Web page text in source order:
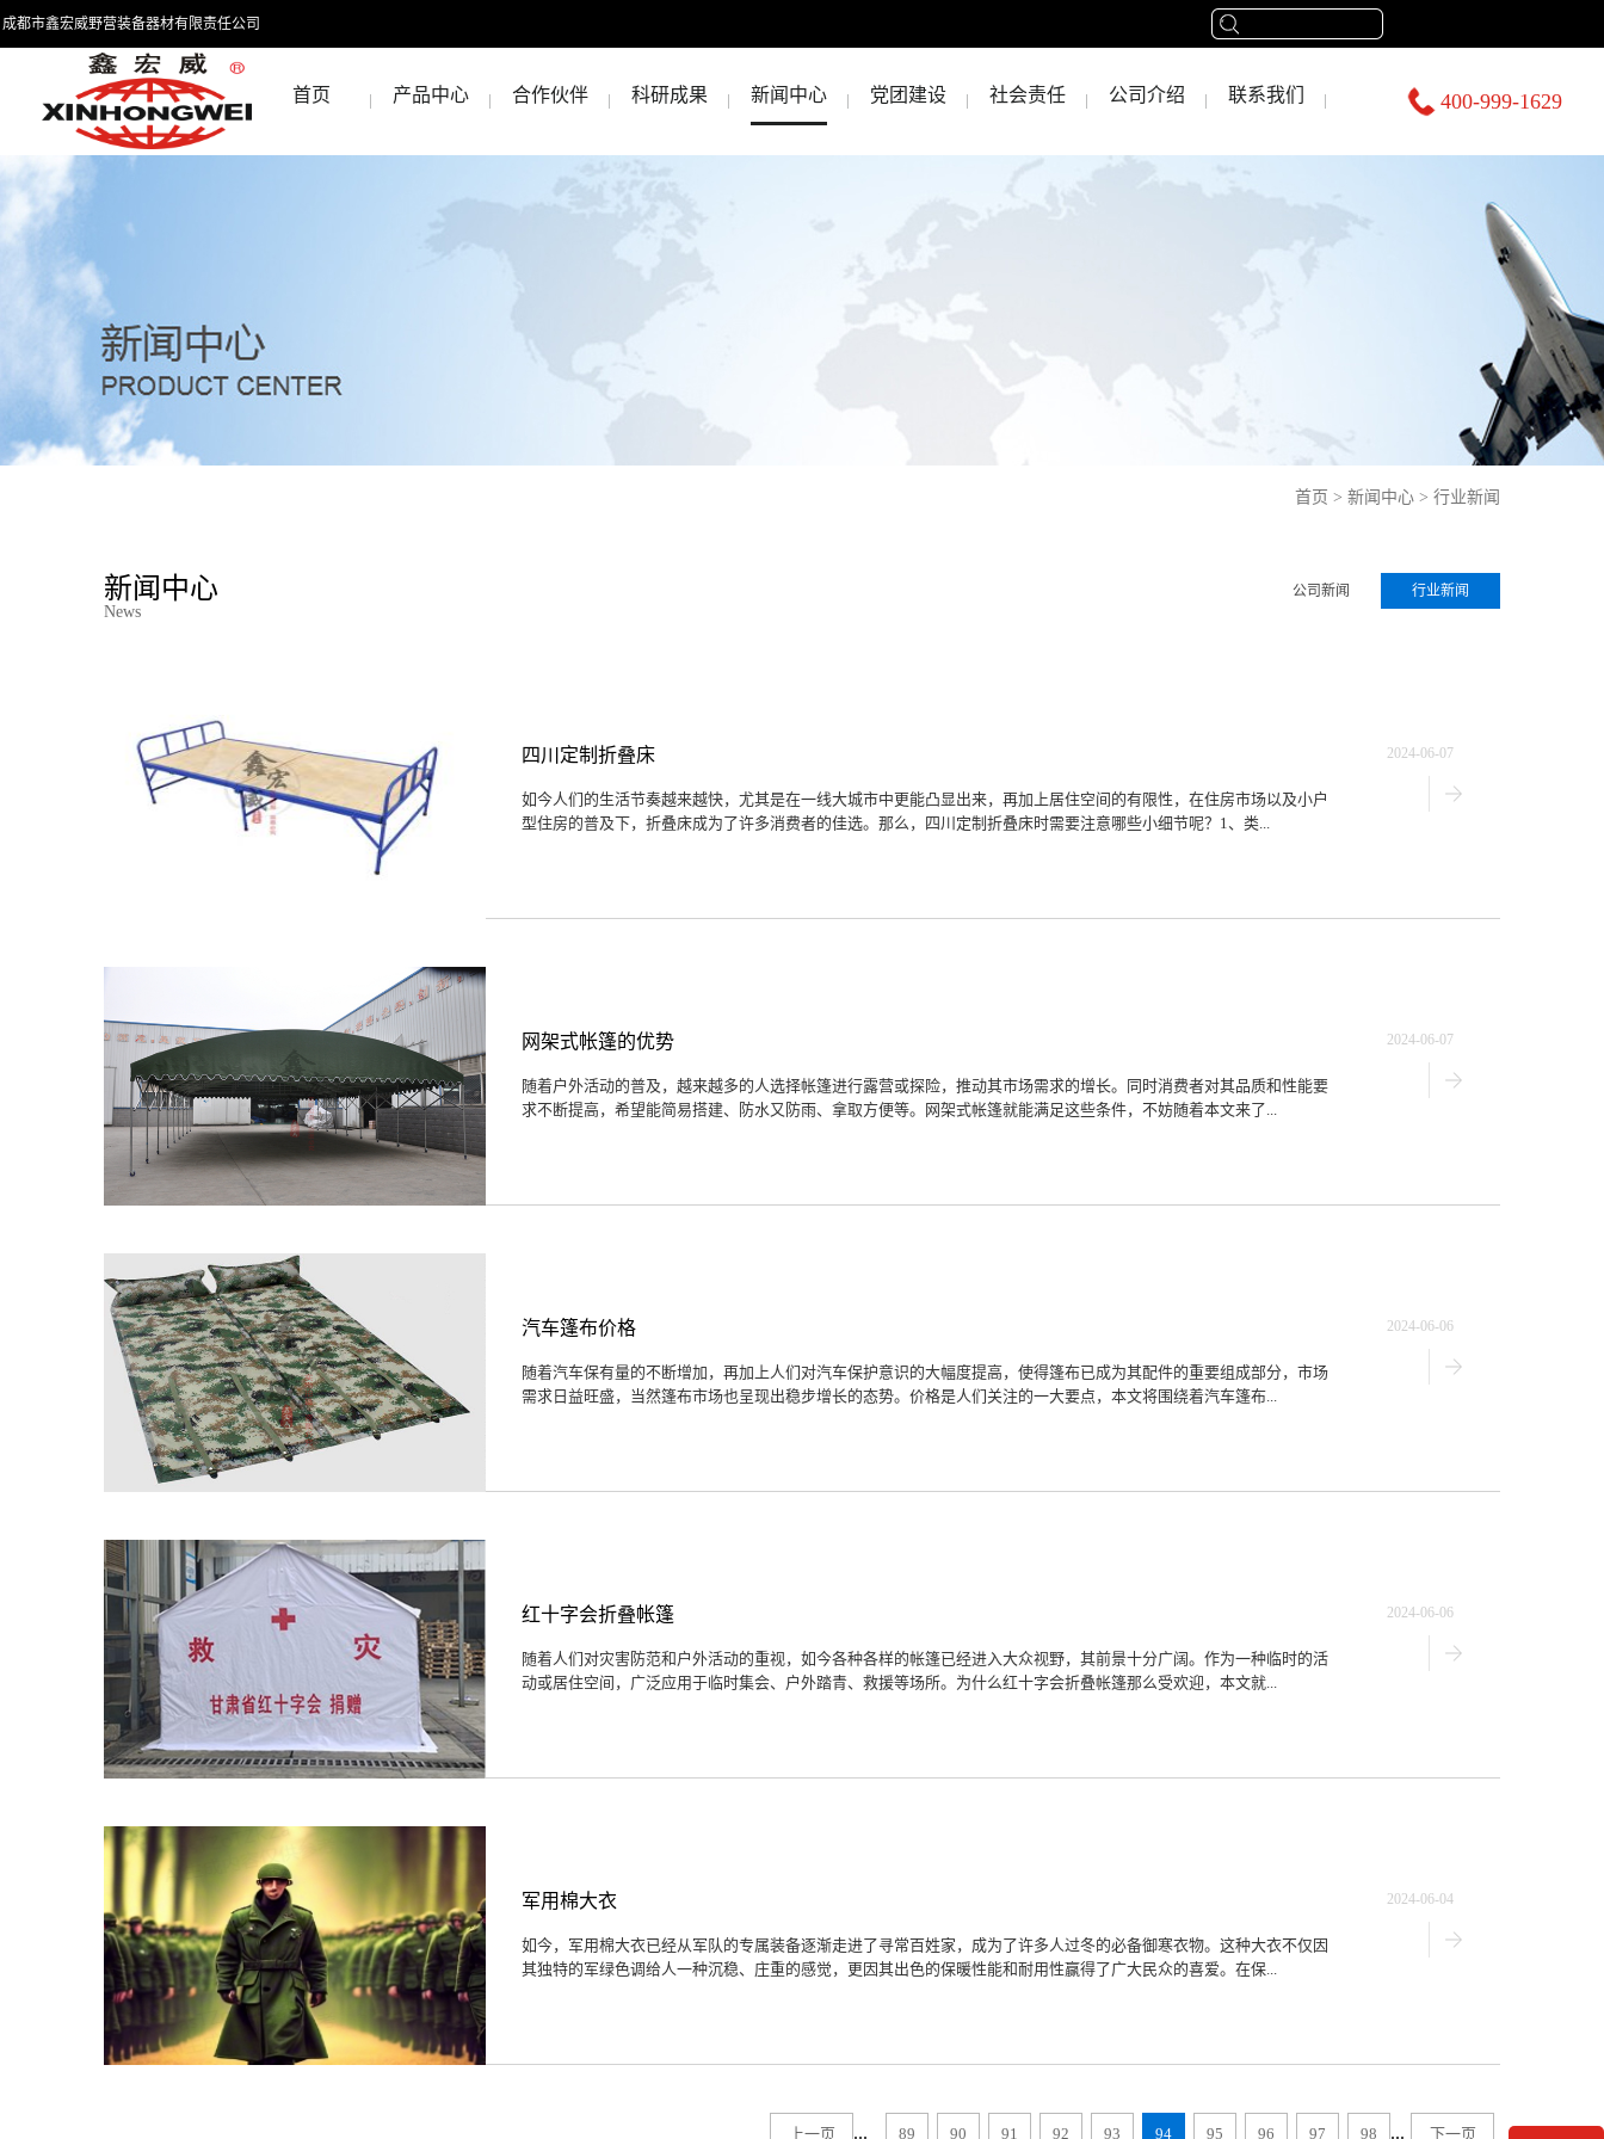
成都市鑫宏威野营装备器材有限责任公司
首页 产品中心 合作伙伴 科研成果 新闻中心 党团建设 社会责任 公司介绍 联系我们 400-999-1629
首页 > 新闻中心 > 行业新闻
新闻中心
News
公司新闻 行业新闻
四川定制折叠床 2024-06-07
如今人们的生活节奏越来越快，尤其是在一线大城市中更能凸显出来，再加上居住空间的有限性，在住房市场以及小户
型住房的普及下，折叠床成为了许多消费者的佳选。那么，四川定制折叠床时需要注意哪些小细节呢？1、类...
网架式帐篷的优势 2024-06-07
随着户外活动的普及，越来越多的人选择帐篷进行露营或探险，推动其市场需求的增长。同时消费者对其品质和性能要
求不断提高，希望能简易搭建、防水又防雨、拿取方便等。网架式帐篷就能满足这些条件，不妨随着本文来了...
汽车篷布价格 2024-06-06
随着汽车保有量的不断增加，再加上人们对汽车保护意识的大幅度提高，使得篷布已成为其配件的重要组成部分，市场
需求日益旺盛，当然篷布市场也呈现出稳步增长的态势。价格是人们关注的一大要点，本文将围绕着汽车篷布...
红十字会折叠帐篷 2024-06-06
随着人们对灾害防范和户外活动的重视，如今各种各样的帐篷已经进入大众视野，其前景十分广阔。作为一种临时的活
动或居住空间，广泛应用于临时集会、户外踏青、救援等场所。为什么红十字会折叠帐篷那么受欢迎，本文就...
军用棉大衣 2024-06-04
如今，军用棉大衣已经从军队的专属装备逐渐走进了寻常百姓家，成为了许多人过冬的必备御寒衣物。这种大衣不仅因
其独特的军绿色调给人一种沉稳、庄重的感觉，更因其出色的保暖性能和耐用性赢得了广大民众的喜爱。在保...
上一页 ... 89 90 91 92 93 94 95 96 97 98 ... 下一页